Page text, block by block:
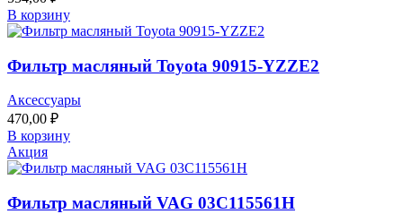
В корзину
Фильтр масляный Toyota 90915-YZZE2
Аксессуары
470,00 ₽
В корзину
Акция
Фильтр масляный VAG 03C115561H